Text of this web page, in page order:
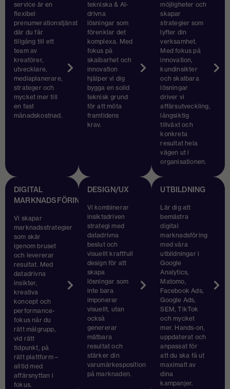
service är en
flexibel
prenumerationstjänst
där du får
tillgång till ett
team av
kreatörer,
utvecklare,
mediaplanerare,
strateger och
mycket mer till
en fast
månadskostnad.
tekniska & AI-
drivna
lösningar som
förenklar det
komplexa. Med
fokus på
skalbarhet och
innovation
hjälper vi dig
bygga en solid
teknisk grund
för att möta
framtidens
krav.
möjligheter och
skapar
strategier som
lyfter din
verksamhet.
Med fokus på
innovation,
kundinsikter
och skalbara
lösningar
driver vi
affärsutveckling,
långsiktig
tillväxt och
konkreta
resultat hela
vägen ut i
organisationen.
DIGITAL
MARKNADSFÖRING
Vi skapar
marknadsstrategier
som skär
igenom bruset
och levererar
resultat. Med
datadrivna
insikter,
kreativa
koncept och
performance-
fokus når du
rätt målgrupp,
vid rätt
tidpunkt, på
rätt plattform –
alltid med
affärsnyttan i
fokus.
DESIGN/UX
Vi kombinerar
insiktsdriven
strategi med
datadrivna
beslut och
visuellt kraftfull
design för att
skapa
lösningar som
inte bara
imponerar
visuellt, utan
också
genererar
mätbara
resultat och
stärker din
varumärkesposition
på marknaden.
UTBILDNING
Lär dig att
bemästra
digital
marknadsföring
med våra
utbildningar i
Google
Analytics,
Matomo,
Facebook Ads,
Google Ads,
SEM, TikTok
och mycket
mer. Hands-on,
uppdaterat och
anpassat för
att du ska få ut
maximalt av
dina
kampanjer.